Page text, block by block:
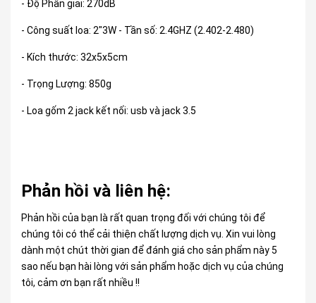
- Độ Phân giải: 270dB
- Công suất loa: 2"3W - Tần số: 2.4GHZ (2.402-2.480)
- Kích thước: 32x5x5cm
- Trọng Lượng: 850g
- Loa gốm 2 jack kết nối: usb và jack 3.5
Phản hồi và liên hệ:
Phản hồi của bạn là rất quan trọng đối với chúng tôi để
chúng tôi có thể cải thiện chất lượng dịch vụ. Xin vui lòng
dành một chút thời gian để đánh giá cho sản phẩm này 5
sao nếu bạn hài lòng với sản phẩm hoặc dịch vụ của chúng
tôi, cảm ơn bạn rất nhiều !!